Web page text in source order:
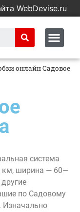
WebDevise.ru
онлайн Садовое
система
км, ширина — 60—
по Садовому
Изначально